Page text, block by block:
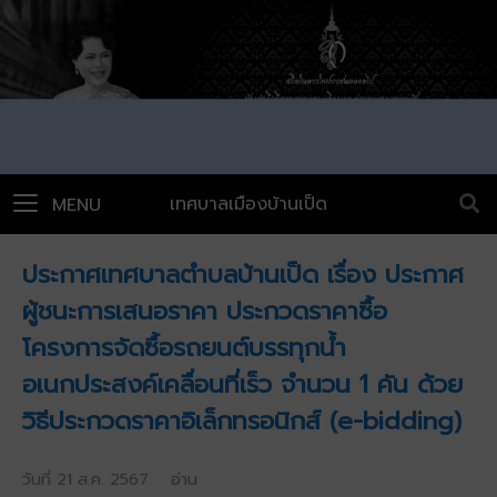
เทศบาลเมืองบ้านเป็ด
MENU
ประกาศเทศบาลตำบลบ้านเป็ด เรื่อง ประกาศ
ผู้ชนะการเสนอราคา ประกวดราคาซื้อ
โครงการจัดซื้อรถยนต์บรรทุกน้ำ
อเนกประสงค์เคลื่อนที่เร็ว จำนวน 1 คัน ด้วย
วิธีประกวดราคาอิเล็กทรอนิกส์ (e-bidding)
วันที่ 21 ส.ค. 2567 อ่าน